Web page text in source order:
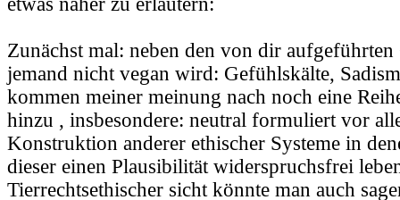
Zunächst mal: neben den von dir
jemand nicht vegan wird: Gefühlskälte,
kommen meiner meinung nach noch eine
hinzu , insbesondere: neutral formuliert vor
Konstruktion anderer ethischer Systeme in
dieser einen Plausibilität widerspruchsfrei
Tierrechtsethischer sicht könnte man auch